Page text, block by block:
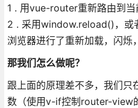
1 . 用vue-router重新路由到
2 . 采用window.reload()，或
浏览器进行了重新加载，闪烁
那我们怎么做呢？
跟上面的原理差不多，我们只
数（使用v-if控制router-view